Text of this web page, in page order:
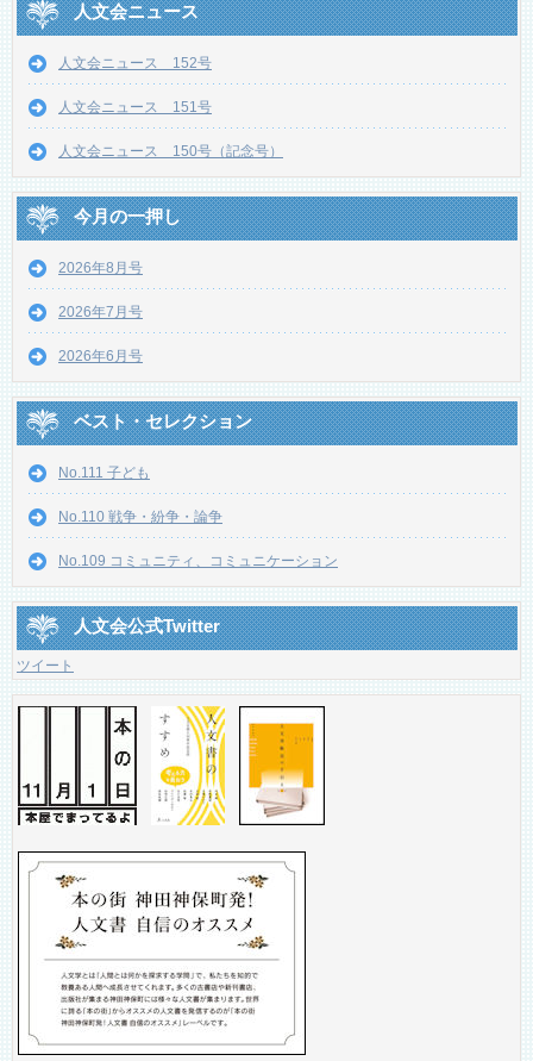
人文会ニュース
人文会ニュース 152号
人文会ニュース 151号
人文会ニュース 150号（記念号）
今月の一押し
2026年8月号
2026年7月号
2026年6月号
ベスト・セレクション
No.111 子ども
No.110 戦争・紛争・論争
No.109 コミュニティ、コミュニケーション
人文会公式Twitter
ツイート